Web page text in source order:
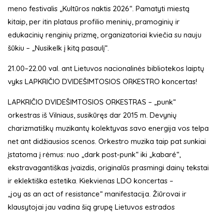
meno festivalis „Kultūros naktis 2026“. Pamatyti miestą
kitaip, per itin plataus profilio meninių, pramoginių ir
edukacinių renginių prizmę, organizatoriai kviečia su nauju
šūkiu – „Nusikelk į kitą pasaulį“.
21.00–22.00 val. ant Lietuvos nacionalinės bibliotekos laiptų
vyks LAPKRIČIO DVIDEŠIMTOSIOS ORKESTRO koncertas!
LAPKRIČIO DVIDEŠIMTOSIOS ORKESTRAS – „punk“
orkestras iš Vilniaus, susikūręs dar 2015 m. Devynių
charizmatiškų muzikantų kolektyvas savo energija vos telpa
net ant didžiausios scenos. Orkestro muzika taip pat sunkiai
įstatoma į rėmus: nuo „dark post-punk“ iki „kabaré“,
ekstravagantiškas įvaizdis, originalūs prasmingi dainų tekstai
ir eklektiška estetika. Kiekvienas LDO koncertas –
„joy as an act of resistance“ manifestacija. Žiūrovai ir
klausytojai jau vadina šią grupę Lietuvos estrados